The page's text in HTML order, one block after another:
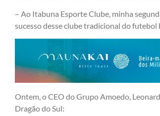
– Ao Itabuna Esporte Clube, minha
sucesso desse clube tradicional do futebol
Ontem, o CEO do Grupo Amoedo,
Dragão do Sul: